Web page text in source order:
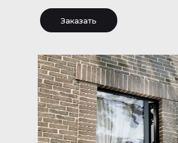
Заказать